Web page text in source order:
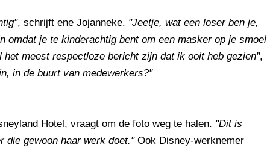
, schrijft ene Jojanneke. "Jeetje, wat een loser ben je,
omdat je te kinderachtig bent om een masker op je smoel
het meest respectloze bericht zijn dat ik ooit heb gezien",
in de buurt van medewerkers?"
Hotel, vraagt om de foto weg te halen. "Dit is
die gewoon haar werk doet."Ook Disney-werknemer